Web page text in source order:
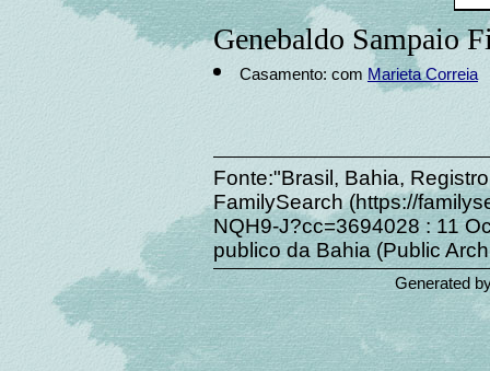
Genebaldo Sampaio
Casamento: com Marieta Correia
Fonte:"Brasil, Bahia,
FamilySearch (https://
NQH9-J?cc=3694028 : 11
publico da Bahia (Public
Generated